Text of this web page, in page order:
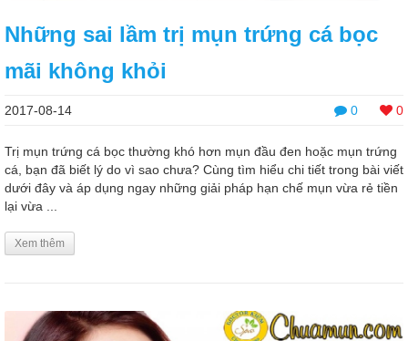
Những sai lầm trị mụn trứng cá bọc
mãi không khỏi
0 0
2017-08-14
Trị mụn trứng cá bọc thường khó hơn mụn đầu đen hoặc mụn trứng
cá, bạn đã biết lý do vì sao chưa? Cùng tìm hiểu chi tiết trong bài viết
dưới đây và áp dụng ngay những giải pháp hạn chế mụn vừa rẻ tiền
lại vừa ...
Xem thêm